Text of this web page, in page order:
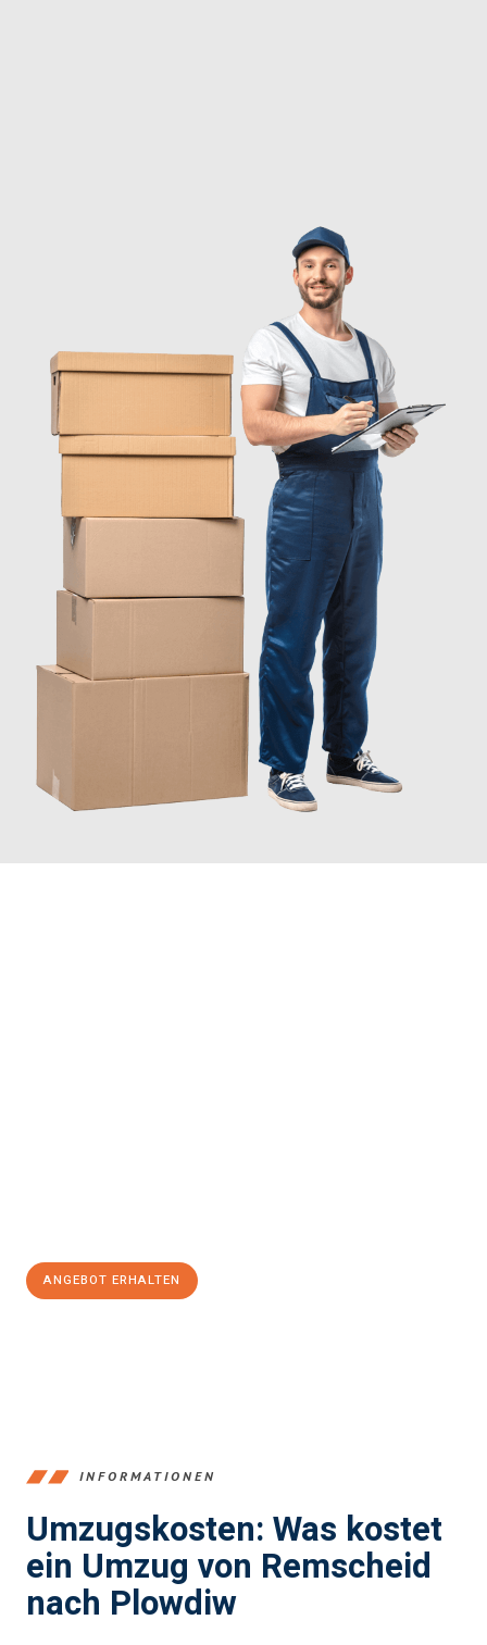
ANGEBOT ERHALTEN
INFORMATIONEN
Umzugskosten: Was kostet
ein Umzug von Remscheid
nach Plowdiw